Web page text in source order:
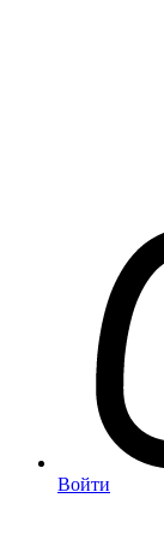
Войти